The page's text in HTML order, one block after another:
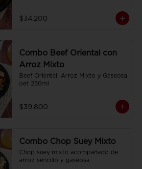
$34.200
Combo Beef Oriental con
Arroz Mixto
Beef Oriental, Arroz Mixto y Gaseosa
pet 250ml
$39.800
Combo Chop Suey Mixto
Chop suey mixto acompañado de
arroz sencillo y gaseosa.